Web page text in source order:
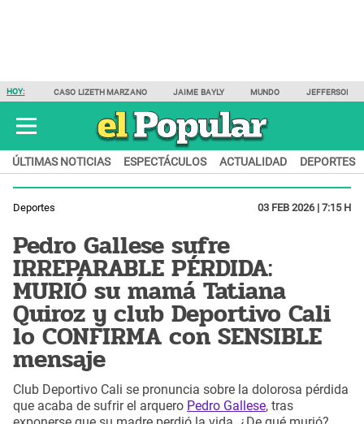
HOY: CASO LIZETH MARZANO JAIME BAYLY MUNDO JEFFERSON
ÚLTIMAS NOTICIAS ESPECTÁCULOS ACTUALIDAD DEPORTES
Deportes 03 FEB 2026 | 7:15 H
Pedro Gallese sufre
IRREPARABLE PÉRDIDA:
MURIÓ su mamá Tatiana
Quiroz y club Deportivo Cali
lo CONFIRMA con SENSIBLE
mensaje
Club Deportivo Cali se pronuncia sobre la dolorosa pérdida
que acaba de sufrir el arquero Pedro Gallese, tras